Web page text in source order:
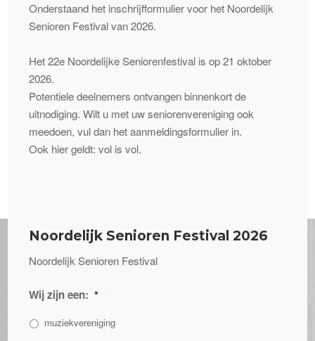
Onderstaand het inschrijfformulier voor het Noordelijk
Senioren Festival van 2026.
Het 22e Noordelijke Seniorenfestival is op 21 oktober
2026.
Potentiele deelnemers ontvangen binnenkort de
uitnodiging. Wilt u met uw seniorenvereniging ook
meedoen, vul dan het aanmeldingsformulier in.
Ook hier geldt: vol is vol.
Noordelijk Senioren Festival 2026
Noordelijk Senioren Festival
Wij zijn een: *
muziekvereniging